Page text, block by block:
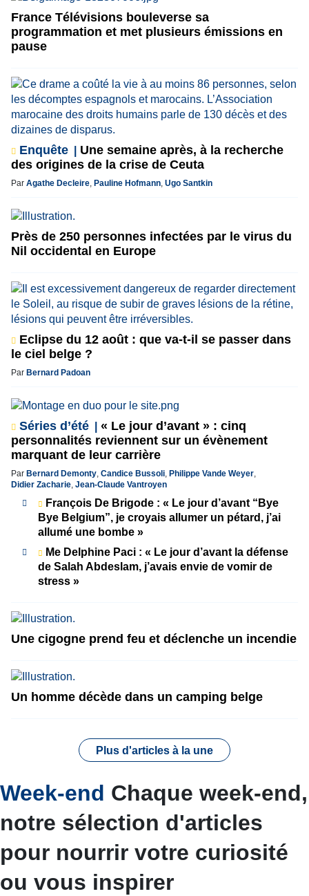
France Télévisions bouleverse sa
programmation et met plusieurs émissions en
pause
Enquête
Une semaine après, à la recherche
des origines de la crise de Ceuta
Par Agathe Decleire, Pauline Hofmann, Ugo Santkin
Près de 250 personnes infectées par le virus du
Nil occidental en Europe
Eclipse du 12 août : que va-t-il se passer dans
le ciel belge ?
Par Bernard Padoan
Séries d’été
« Le jour d’avant » : cinq
personnalités reviennent sur un évènement
marquant de leur carrière
Par Bernard Demonty, Candice Bussoli, Philippe Vande Weyer,
Didier Zacharie, Jean-Claude Vantroyen
François De Brigode : « Le jour d’avant “Bye
Bye Belgium”, je croyais allumer un pétard, j’ai
allumé une bombe »
Me Delphine Paci : « Le jour d’avant la défense
de Salah Abdeslam, j’avais envie de vomir de
stress »
Une cigogne prend feu et déclenche un incendie
Un homme décède dans un camping belge
Plus d'articles à la une
Week-end Chaque week-end,
notre sélection d'articles
pour nourrir votre curiosité
ou vous inspirer